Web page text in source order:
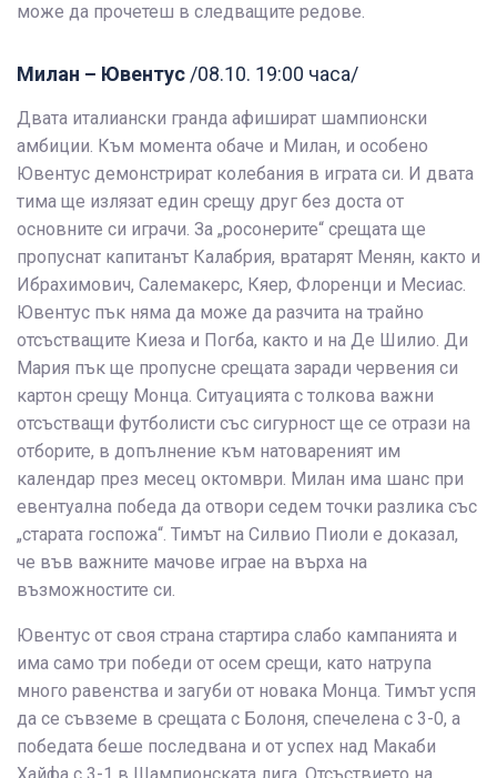
може да прочетеш в следващите редове.
Милан – Ювентус /08.10. 19:00 часа/
Двата италиански гранда афишират шампионски
амбиции. Към момента обаче и Милан, и особено
Ювентус демонстрират колебания в играта си. И двата
тима ще излязат един срещу друг без доста от
основните си играчи. За „росонерите“ срещата ще
пропуснат капитанът Калабрия, вратарят Менян, както и
Ибрахимович, Салемакерс, Кяер, Флоренци и Месиас.
Ювентус пък няма да може да разчита на трайно
отсъстващите Киеза и Погба, както и на Де Шилио. Ди
Мария пък ще пропусне срещата заради червения си
картон срещу Монца. Ситуацията с толкова важни
отсъстващи футболисти със сигурност ще се отрази на
отборите, в допълнение към натовареният им
календар през месец октомври. Милан има шанс при
евентуална победа да отвори седем точки разлика със
„старата госпожа“. Тимът на Силвио Пиоли е доказал,
че във важните мачове играе на върха на
възможностите си.
Ювентус от своя страна стартира слабо кампанията и
има само три победи от осем срещи, като натрупа
много равенства и загуби от новака Монца. Тимът успя
да се съвземе в срещата с Болоня, спечелена с 3-0, а
победата беше последвана и от успех над Макаби